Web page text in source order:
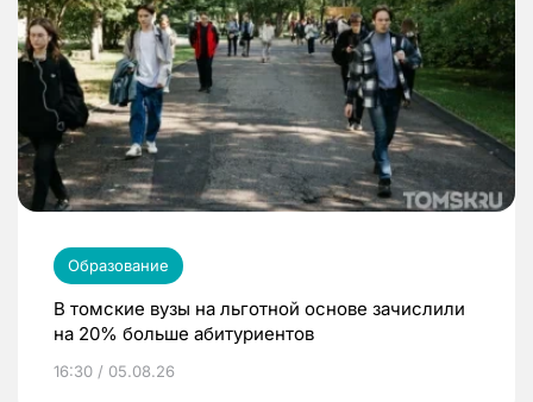
Образование
В томские вузы на льготной основе зачислили
на 20% больше абитуриентов
16:30 / 05.08.26